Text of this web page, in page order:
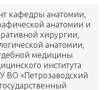
кафедры анатомии,
анатомии и
хирургии,
анатомии,
медицины
института
ВО «Петрозаводский
государственный